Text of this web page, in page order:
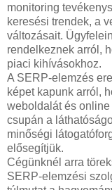
monitoring
keresési trendek, a
változásait.
rendelkeznek arról,
piaci kihívásokhoz.
A SERP-elemzés
képet kapunk arról,
weboldalát és
csupán a
minőségi
elősegítjük.
Cégünknél arra
SERP-elemzési